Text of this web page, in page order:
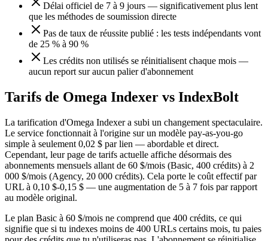
Délai officiel de 7 à 9 jours — significativement plus lent
que les méthodes de soumission directe
Pas de taux de réussite publié : les tests indépendants vont
de 25 % à 90 %
Les crédits non utilisés se réinitialisent chaque mois —
aucun report sur aucun palier d'abonnement
Tarifs de Omega Indexer vs IndexBolt
La tarification d'Omega Indexer a subi un changement spectaculaire.
Le service fonctionnait à l'origine sur un modèle pay-as-you-go
simple à seulement 0,02 $ par lien — abordable et direct.
Cependant, leur page de tarifs actuelle affiche désormais des
abonnements mensuels allant de 60 $/mois (Basic, 400 crédits) à 2
000 $/mois (Agency, 20 000 crédits). Cela porte le coût effectif par
URL à 0,10 $-0,15 $ — une augmentation de 5 à 7 fois par rapport
au modèle original.
Le plan Basic à 60 $/mois ne comprend que 400 crédits, ce qui
signifie que si tu indexes moins de 400 URLs certains mois, tu paies